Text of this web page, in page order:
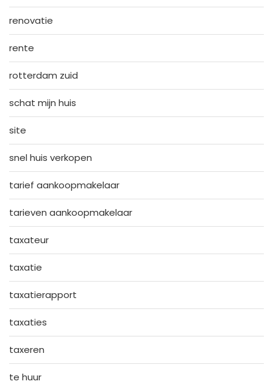
renovatie
rente
rotterdam zuid
schat mijn huis
site
snel huis verkopen
tarief aankoopmakelaar
tarieven aankoopmakelaar
taxateur
taxatie
taxatierapport
taxaties
taxeren
te huur